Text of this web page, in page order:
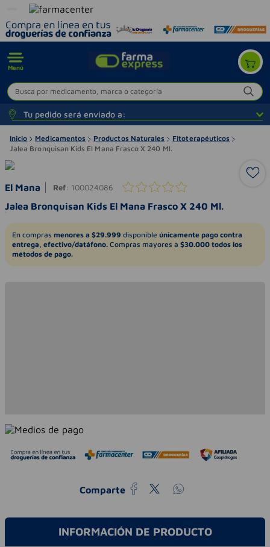
Menú
Busca por medicamento, marca o categoría
Tu pedido será enviado a:
Inicio Medicamentos Productos Naturales
Fitoterapéuticos
Jalea Bronquisan Kids El Mana Frasco X 240 Ml.
El Mana Ref: 100024086
Jalea Bronquisan Kids El Mana Frasco X 240 Ml.
En compras menores a $29.999 disponible únicamente pago contra
entrega, efectivo/datáfono. Compras mayores a $30.000 todos los
métodos de pago.
Comparte
INFORMACIÓN DE PRODUCTO